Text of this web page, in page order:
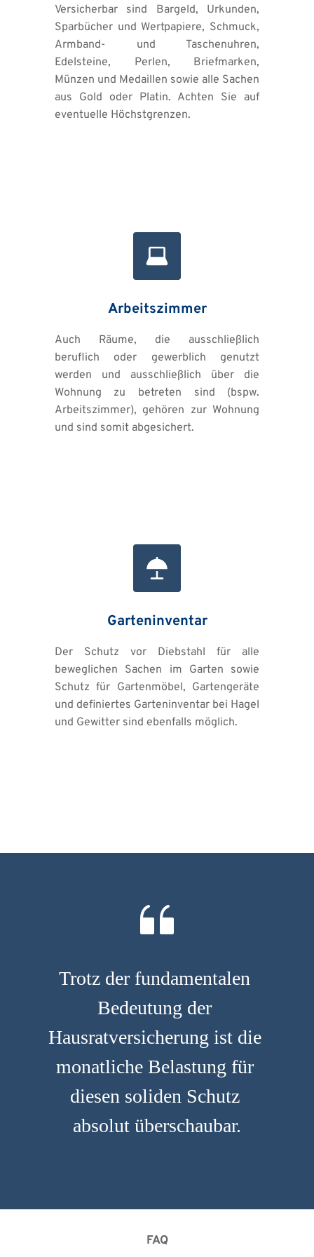
Versicherbar sind Bargeld, Urkunden,
Sparbücher und Wertpapiere, Schmuck,
Armband- und Taschenuhren,
Edelsteine, Perlen, Briefmarken,
Münzen und Medaillen sowie alle Sachen
aus Gold oder Platin. Achten Sie auf
eventuelle Höchstgrenzen.
Arbeitszimmer
Auch Räume, die ausschließlich
beruflich oder gewerblich genutzt
werden und ausschließlich über die
Wohnung zu betreten sind (bspw.
Arbeitszimmer), gehören zur Wohnung
und sind somit abgesichert.
Garteninventar
Der Schutz vor Diebstahl für alle
beweglichen Sachen im Garten sowie
Schutz für Gartenmöbel, Gartengeräte
und definiertes Garteninventar bei Hagel
und Gewitter sind ebenfalls möglich.
Trotz der fundamentalen
Bedeutung der
Hausratversicherung ist die
monatliche Belastung für
diesen soliden Schutz
absolut überschaubar.
FAQ